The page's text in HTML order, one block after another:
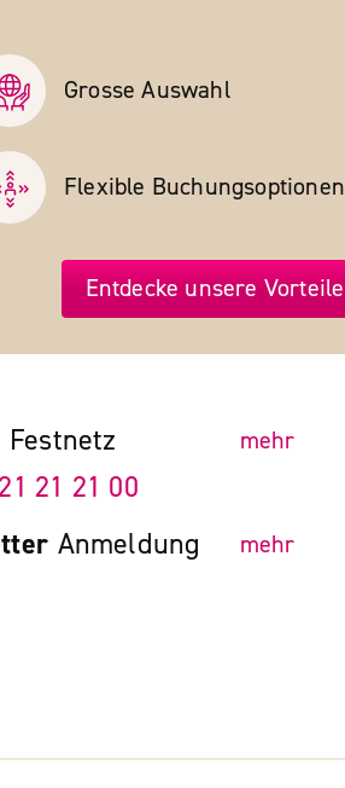
Grosse Auswahl
Flexible Buchungs­optionen
Entdecke unsere Vorteile
Festnetz mehr
21 21 00
Anmeldung mehr